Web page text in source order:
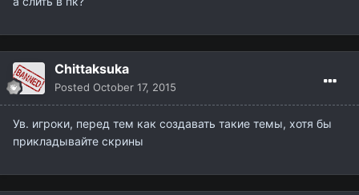
Chittaksuka
Posted October 17, 2015
Ув. игроки, перед тем как создавать такие темы, хотя бы
прикладывайте скрины